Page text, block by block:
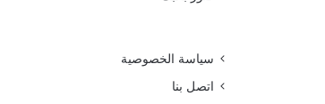
سياسة الخصوصية
اتصل بنا